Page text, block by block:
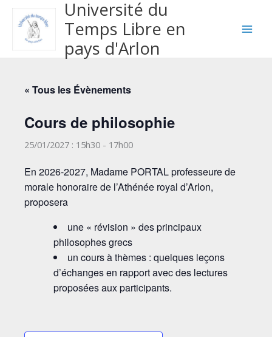
Aller
contenu
Université du
Temps Libre en
pays d'Arlon
« Tous les Évènements
Cours de philosophie
25/01/2027 : 15h30 - 17h00
En 2026-2027, Madame PORTAL professeure de
morale honoraire de l’Athénée royal d’Arlon,
proposera
une « révision » des principaux
philosophes grecs
un cours à thèmes : quelques leçons
d’échanges en rapport avec des lectures
proposées aux participants.